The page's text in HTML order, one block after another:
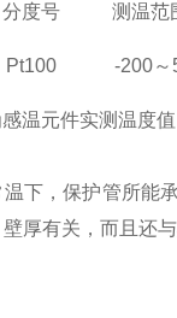
分度号 测温
Pt100 -200～
温元件实测温度值
下，保护管所能
厚有关，而且还